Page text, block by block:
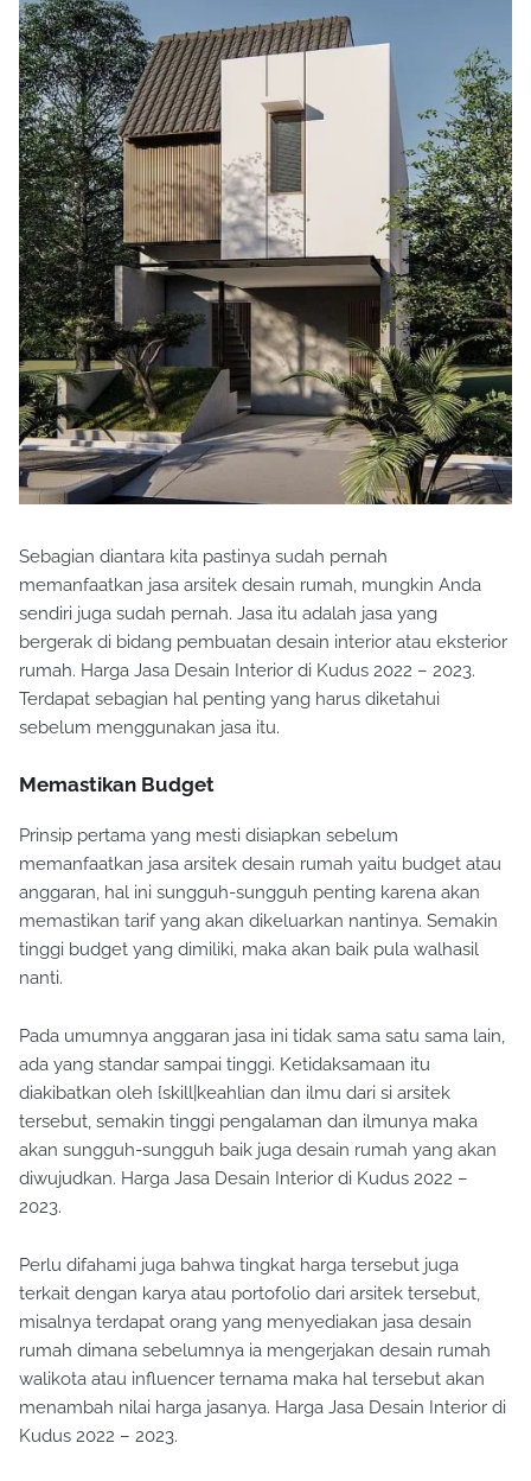
Sebagian diantara kita pastinya sudah pernah
memanfaatkan jasa arsitek desain rumah, mungkin Anda
sendiri juga sudah pernah. Jasa itu adalah jasa yang
bergerak di bidang pembuatan desain interior atau eksterior
rumah. Harga Jasa Desain Interior di Kudus 2022 – 2023.
Terdapat sebagian hal penting yang harus diketahui
sebelum menggunakan jasa itu.
Memastikan Budget
Prinsip pertama yang mesti disiapkan sebelum
memanfaatkan jasa arsitek desain rumah yaitu budget atau
anggaran, hal ini sungguh-sungguh penting karena akan
memastikan tarif yang akan dikeluarkan nantinya. Semakin
tinggi budget yang dimiliki, maka akan baik pula walhasil
nanti.
Pada umumnya anggaran jasa ini tidak sama satu sama lain,
ada yang standar sampai tinggi. Ketidaksamaan itu
diakibatkan oleh {skill|keahlian dan ilmu dari si arsitek
tersebut, semakin tinggi pengalaman dan ilmunya maka
akan sungguh-sungguh baik juga desain rumah yang akan
diwujudkan. Harga Jasa Desain Interior di Kudus 2022 –
2023.
Perlu difahami juga bahwa tingkat harga tersebut juga
terkait dengan karya atau portofolio dari arsitek tersebut,
misalnya terdapat orang yang menyediakan jasa desain
rumah dimana sebelumnya ia mengerjakan desain rumah
walikota atau influencer ternama maka hal tersebut akan
menambah nilai harga jasanya. Harga Jasa Desain Interior di
Kudus 2022 – 2023.